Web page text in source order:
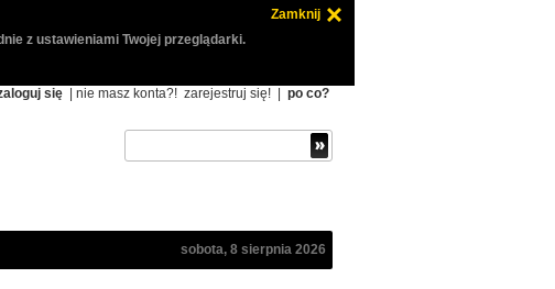
Zamknij
z ustawieniami Twojej przeglądarki.
się | nie masz konta?! zarejestruj się! po co?
sobota, 8 sierpnia 2026